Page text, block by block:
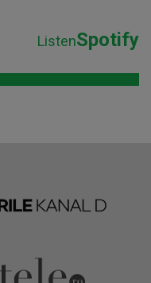
ListenSpotify